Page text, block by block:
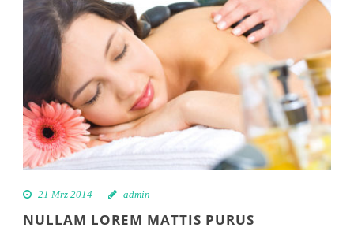
21 Mrz 2014 admin
NULLAM LOREM MATTIS PURUS